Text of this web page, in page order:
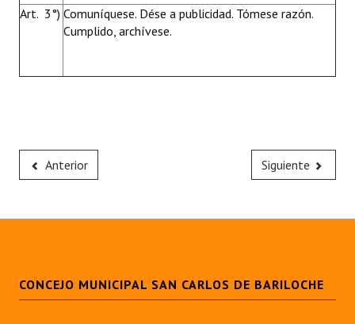
Art. 3°) Comuníquese. Dése a publicidad. Tómese razón.
Cumplido, archívese.
Anterior Siguiente
CONCEJO MUNICIPAL SAN CARLOS DE BARILOCHE